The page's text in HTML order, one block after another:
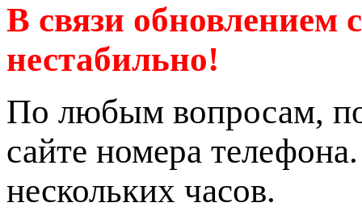
В связи обновлением
нестабильно!
По любым вопросам,
сайте номера
нескольких часов.